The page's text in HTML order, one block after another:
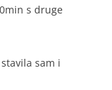
s druge
sam i